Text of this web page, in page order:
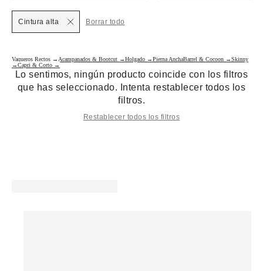
Cintura alta Borrar todo
Vaqueros Rectos →Acampanados & Bootcut →Holgado →Pierna AnchaBarrel & Cocoon →Skinny
→Capri & Corto →
Lo sentimos, ningún producto coincide con los filtros
que has seleccionado. Intenta restablecer todos los
filtros.
Restablecer todos los filtros